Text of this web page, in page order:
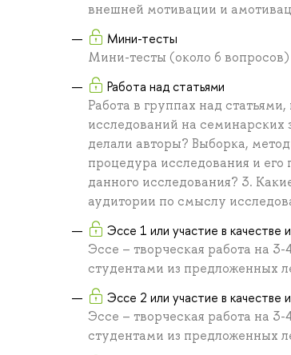
внешней мотивации и
Мини-тесты
Мини-тесты (около 6
Работа над статьями
Работа в группах над
исследований на семинарских
делали авторы? Выборка,
процедура исследования и
данного исследования? 3.
аудитории по смыслу
Эссе 1 или участие в качестве
Эссе – творческая работа на
студентами из предложенных
Эссе 2 или участие в качестве
Эссе – творческая работа на
студентами из предложенных